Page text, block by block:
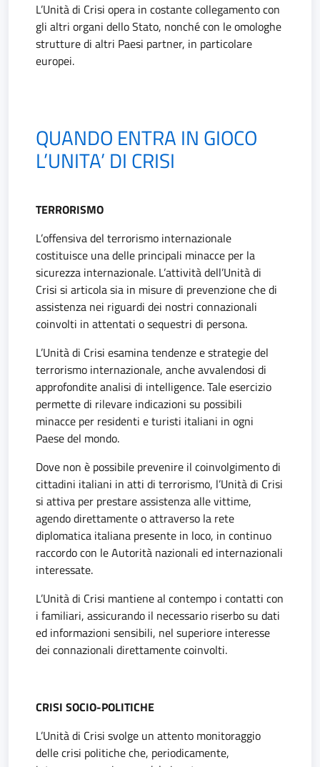
L’Unità di Crisi opera in costante collegamento con
gli altri organi dello Stato, nonché con le omologhe
strutture di altri Paesi partner, in particolare
europei.
QUANDO ENTRA IN GIOCO
L’UNITA’ DI CRISI
TERRORISMO
L’offensiva del terrorismo internazionale
costituisce una delle principali minacce per la
sicurezza internazionale. L’attività dell’Unità di
Crisi si articola sia in misure di prevenzione che di
assistenza nei riguardi dei nostri connazionali
coinvolti in attentati o sequestri di persona.
L’Unità di Crisi esamina tendenze e strategie del
terrorismo internazionale, anche avvalendosi di
approfondite analisi di intelligence. Tale esercizio
permette di rilevare indicazioni su possibili
minacce per residenti e turisti italiani in ogni
Paese del mondo.
Dove non è possibile prevenire il coinvolgimento di
cittadini italiani in atti di terrorismo, l’Unità di Crisi
si attiva per prestare assistenza alle vittime,
agendo direttamente o attraverso la rete
diplomatica italiana presente in loco, in continuo
raccordo con le Autorità nazionali ed internazionali
interessate.
L’Unità di Crisi mantiene al contempo i contatti con
i familiari, assicurando il necessario riserbo su dati
ed informazioni sensibili, nel superiore interesse
dei connazionali direttamente coinvolti.
CRISI SOCIO-POLITICHE
L’Unità di Crisi svolge un attento monitoraggio
delle crisi politiche che, periodicamente,